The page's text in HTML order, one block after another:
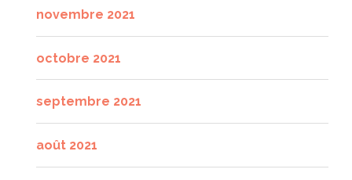
novembre 2021
octobre 2021
septembre 2021
août 2021